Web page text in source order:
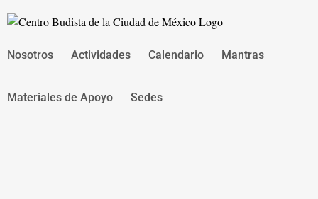
Nosotros Actividades Calendario Mantras
Materiales de Apoyo Sedes